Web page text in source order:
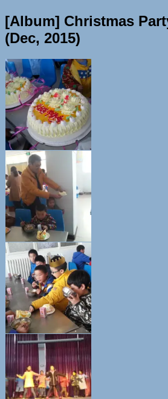
[Album] Christmas
(Dec, 2015)